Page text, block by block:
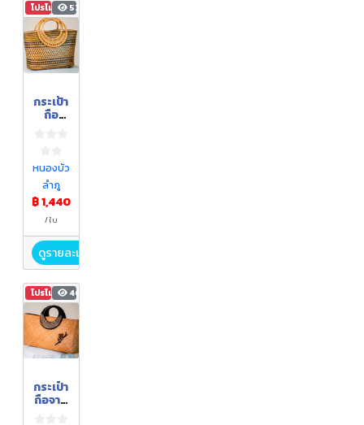
โปรโมชัน 534
กระเป้า
ถือ
คล้า
รหัส
สินค้า
GB-
PL-
00
หนองบัว
ลำภู
฿ 1,440
/ ใบ
ดูรายละเอียด
โปรโมชัน469
กระเป๋า
ถือจาก